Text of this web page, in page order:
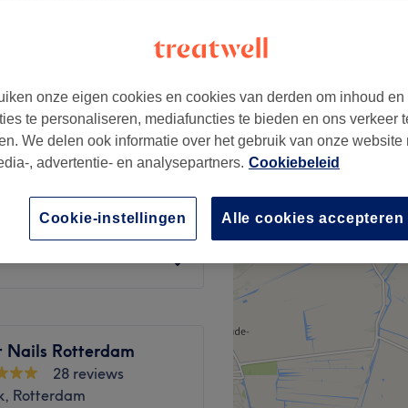
€ 79,00
€20
€ 74,00
€20
Manicure € 84,00
€20
Nails Rotterdam
28 reviews
Rotterdam
onze eigen cookies en cookies van derden om inhoud en
te personaliseren, mediafuncties te bieden en ons verkeer
We delen ook informatie over het gebruik van onze website
, advertentie- en analysepartners. Cookiebeleid
Alle cookies accepteren
Cookie-instellingen